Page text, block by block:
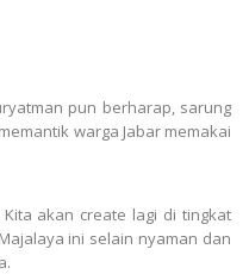
pun berharap, sarung
warga Jabar memakai
akan create lagi di tingkat
ini selain nyaman dan